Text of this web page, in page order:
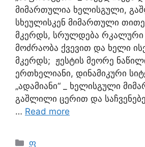
მიმართულია ხელისგული,
სხეულისკენ მიმართული
მკერდს, სრულდება რკალური
მოძრაობა ქვევით და ხელი
მკერდს; ჟესტის მეორე
ერთხელიანი, დინამიკური
„ადამიანი“ _ ხელისგული
გაშლილი ცერით და
… Read more
ფ